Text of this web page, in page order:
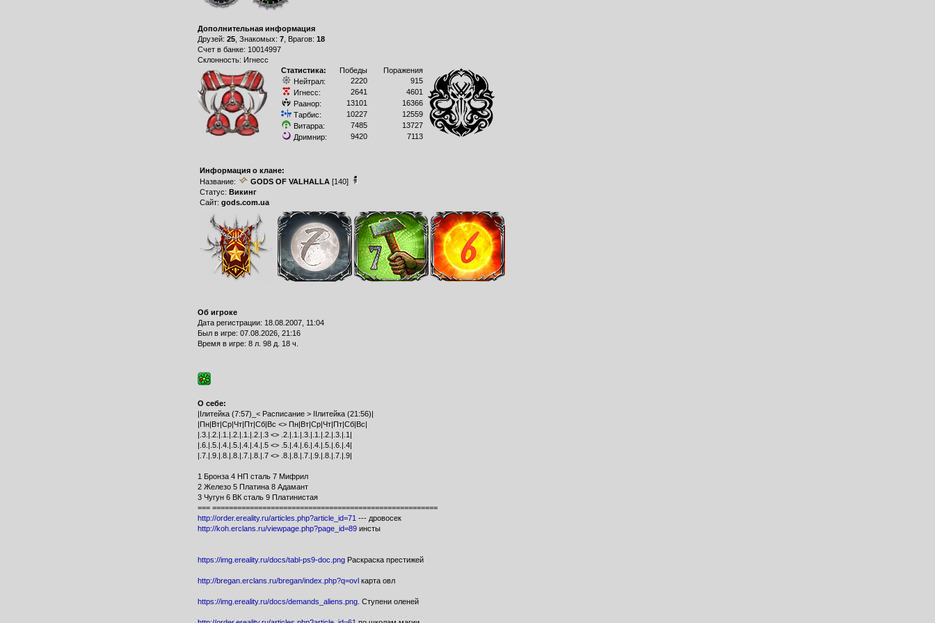
Дополнительная информация
Друзей: 25, Знакомых: 7, Врагов: 18
Счет в банке: 10014997
Склонность: Игнесс
Статистика:
Победы
Поражения
Нейтрал:
2220
915
Игнесс:
2641
4601
Раанор:
13101
16366
Тарбис:
10227
12559
Витарра:
7485
13727
Дримнир:
9420 7113
Информация о клане:
Название:
GODS OF VALHALLA[140]
Статус: Викинг
Сайт: gods.com.ua
Об игроке
Дата регистрации: 18.08.2007, 11:04
Был в игре: 07.08.2026, 21:16
Время в игре: 8 л. 98 д. 18 ч.
О себе:
|Iлитейка (7:57)_< Расписание > IIлитейка (21:56)|
|Пн|Вт|Ср|Чт|Пт|Сб|Вс <> Пн|Вт|Ср|Чт|Пт|Сб|Вс|
|.3.|.2.|.1.|.2.|.1.|.2.|.3 <> .2.|.1.|.3.|.1.|.2.|.3.|.1|
|.6.|.5.|.4.|.5.|.4.|.4.|.5 <> .5.|.4.|.6.|.4.|.5.|.6.|.4|
|.7.|.9.|.8.|.8.|.7.|.8.|.7 <> .8.|.8.|.7.|.9.|.8.|.7.|.9|
1 Бронза 4 НП сталь 7 Мифрил
2 Железо 5 Платина 8 Адамант
3 Чугун 6 ВК сталь 9 Платинистая
=== ======================================================
http://order.ereality.ru/articles.php?article_id=71 --- дровосек
http://koh.erclans.ru/viewpage.php?page_id=89инсты
https://img.ereality.ru/docs/tabl-ps9-doc.pngРаскраска престижей
http://bregan.erclans.ru/bregan/index.php?q=ovlкарта овл
https://img.ereality.ru/docs/demands_aliens.png. Ступени оленей